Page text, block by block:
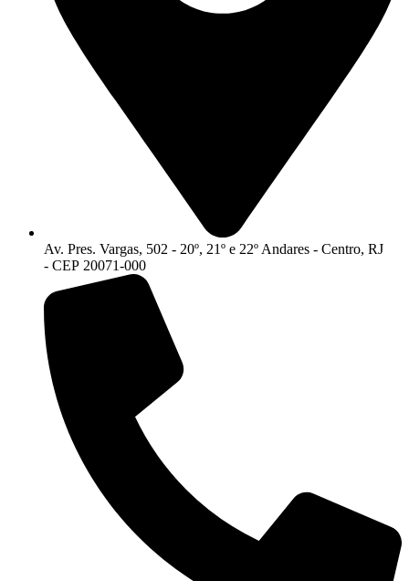
Av. Pres. Vargas, 502 - 20º, 21º e 22º Andares - Centro, RJ
- CEP 20071-000